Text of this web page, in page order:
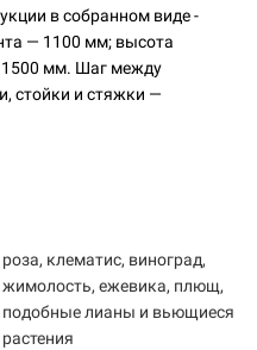
в собранном виде -
— 1100 мм; высота
1500 мм. Шаг между
стойки и стяжки —
роза, клематис, виноград,
жимолость, ежевика, плющ,
подобные лианы и вьющиеся
растения